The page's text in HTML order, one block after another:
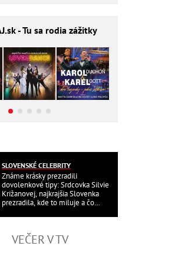
.sk - Tu sa rodia zážitky
SLOVENSKÉ CELEBRITY
Známe krásky prezradili
dovolenkové tipy: Srdcovka Silvie
Križanovej, najkrajšia Slovenka
prezradila, kde to miluje a čo
VEČER V TV